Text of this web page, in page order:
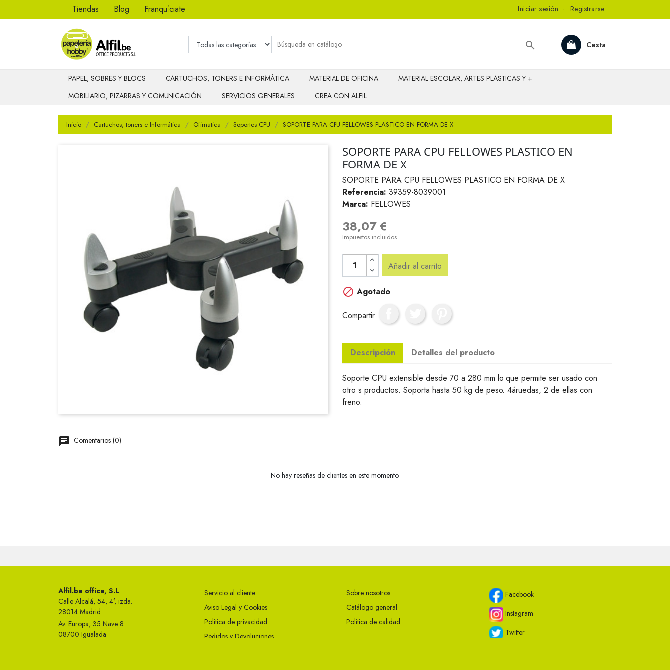
Tiendas Blog Franquíciate Iniciar sesión · Registrarse
Cesta

PAPEL, SOBRES Y BLOCS CARTUCHOS, TONERS E INFORMÁTICA MATERIAL DE OFICINA
MATERIAL ESCOLAR, ARTES PLASTICAS Y +
MOBILIARIO, PIZARRAS Y COMUNICACIÓN
SERVICIOS GENERALES CREA CON ALFIL
Inicio Cartuchos, toners e Informática Ofimatica Soportes CPU SOPORTE PARA CPU FELLOWES PLASTICO EN FORMA DE X
SOPORTE PARA CPU FELLOWES PLASTICO EN
FORMA DE X
SOPORTE PARA CPU FELLOWES PLASTICO EN FORMA DE X
Referencia: 39359-8039001
Marca: FELLOWES
38,07 €
Impuestos incluidos
Añadir al carrito
 Agotado
Compartir
Descripción Detalles del producto
Soporte CPU extensible desde 70 a 280 mm lo que permite ser usado con
otro s productos. Soporta hasta 50 kg de peso. 4áruedas, 2 de ellas con
freno.
Comentarios (0)
No hay reseñas de clientes en este momento.
Alfil.be office, S.L
Calle Alcalá, 54, 4°, izda.
28014 Madrid
Av. Europa, 35 Nave 8
08700 Igualada
Servicio al cliente
Aviso Legal y Cookies
Política de privacidad
Pedidos y Devoluciones
Sobre nosotros
Catálogo general
Política de calidad
Facebook
Instagram
Twitter